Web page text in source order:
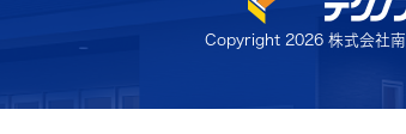
Copyright 2026 株式会社